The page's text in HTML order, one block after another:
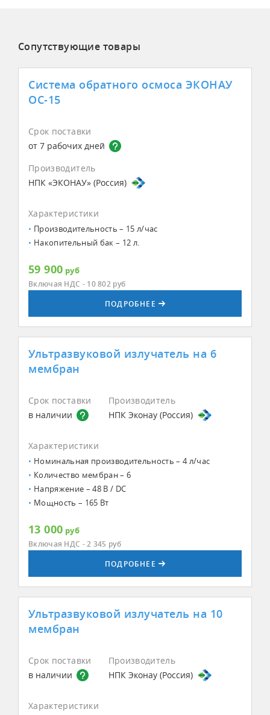
Сопутствующие товары
Система обратного осмоса ЭКОНАУ
ОС-15
Срок поставки
от 7 рабочих дней
Производитель
НПК «ЭКОНАУ» (Россия)
Характеристики
Производительность – 15 л/час
Накопительный бак – 12 л.
59 900 руб
Включая НДС - 10 802 руб
ПОДРОБНЕЕ
Ультразвуковой излучатель на 6
мембран
Срок поставки
в наличии
Производитель
НПК Эконау (Россия)
Характеристики
Номинальная производительность – 4 л/час
Количество мембран – 6
Напряжение – 48 В / DC
Мощность – 165 Вт
13 000 руб
Включая НДС - 2 345 руб
ПОДРОБНЕЕ
Ультразвуковой излучатель на 10
мембран
Срок поставки
в наличии
Производитель
НПК Эконау (Россия)
Характеристики